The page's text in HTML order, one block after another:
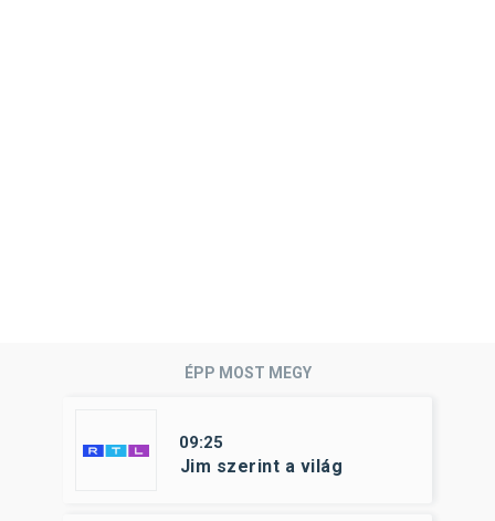
ÉPP MOST MEGY
09:25
Jim szerint a világ